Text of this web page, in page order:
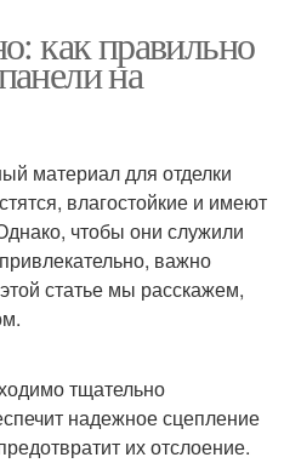
как правильно
на
материал для отделки
влагостойкие и имеют
чтобы они служили
важно
статье мы расскажем,
тщательно
надежное сцепление
их отслоение.